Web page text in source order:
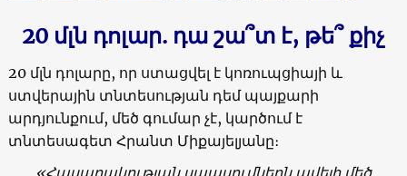
20 մլն դոլար. դա շա՞տ է, թե՞ քիչ
20 մլն դոլարը, որ ստացվել է կոռուպցիայի և
ստվերային տնտեսության դեմ պայքարի
արդյունքում, մեծ գումար չէ, կարծում է
տնտեսագետ Հրանտ Միքայելյանը։
«Հասարակության սպասումներն ավելի մեծ